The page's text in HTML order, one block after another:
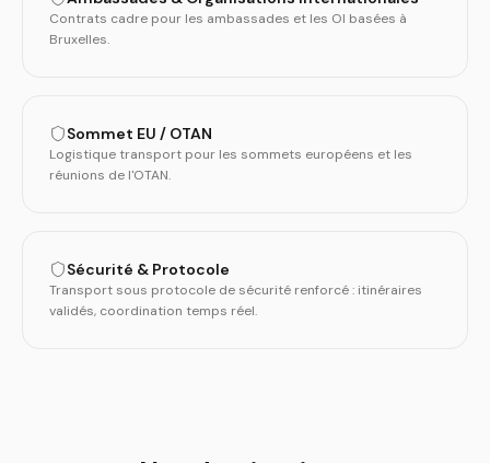
Contrats cadre pour les ambassades et les OI basées à
Bruxelles.
Sommet EU / OTAN
Logistique transport pour les sommets européens et les
réunions de l'OTAN.
Sécurité & Protocole
Transport sous protocole de sécurité renforcé : itinéraires
validés, coordination temps réel.